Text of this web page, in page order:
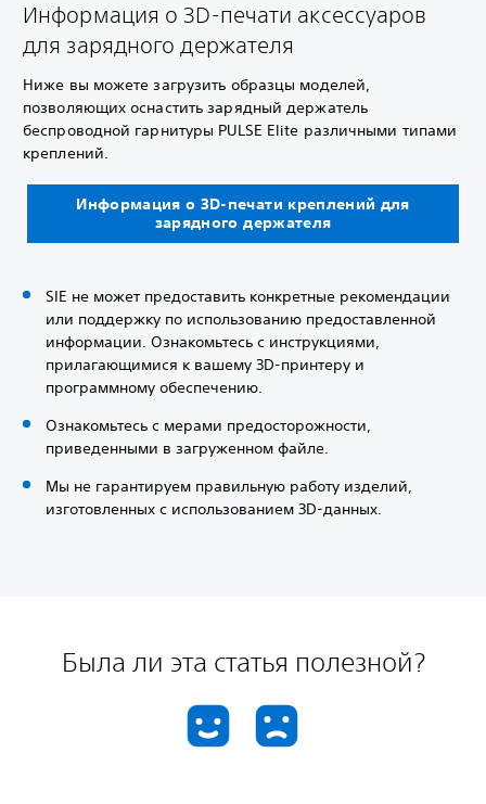
Информация о 3D-печати аксессуаров
для зарядного держателя
Ниже вы можете загрузить образцы моделей,
позволяющих оснастить зарядный держатель
беспроводной гарнитуры PULSE Elite различными типами
креплений.
Информация о 3D-печати креплений для
зарядного держателя
SIE не может предоставить конкретные рекомендации
или поддержку по использованию предоставленной
информации. Ознакомьтесь с инструкциями,
прилагающимися к вашему 3D-принтеру и
программному обеспечению.
Ознакомьтесь с мерами предосторожности,
приведенными в загруженном файле.
Мы не гарантируем правильную работу изделий,
изготовленных с использованием 3D-данных.
Была ли эта статья полезной?